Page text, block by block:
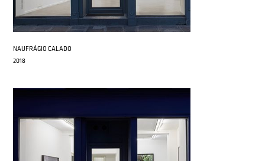
NAUFRÁGIO CALADO
2018